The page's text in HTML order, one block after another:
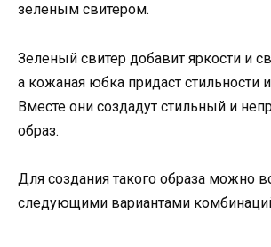
зеленым свитером.
Зеленый свитер добавит яркости и
а кожаная юбка придаст стильности и
Вместе они создадут стильный и
образ.
Для создания такого образа можно
следующими вариантами